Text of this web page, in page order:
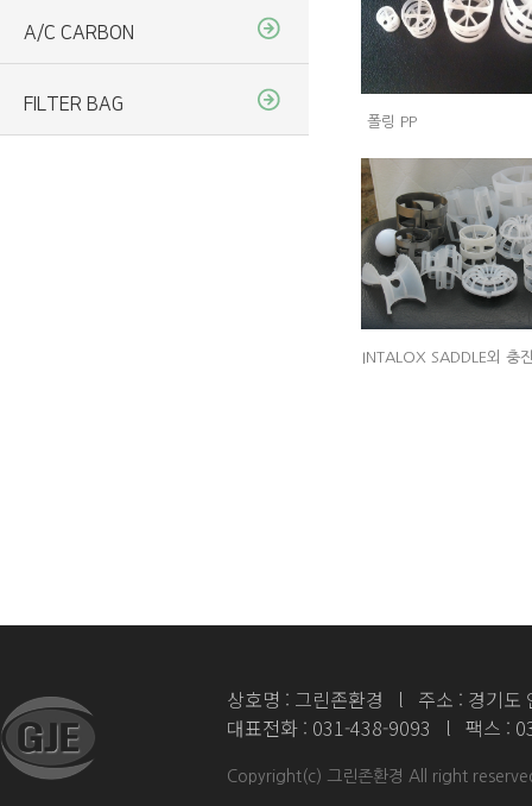
A/C CARBON
FILTER BAG
폴링 PP
INTALOX SADDLE외 충
상호명 : 그린존환경 l 주소 : 경기도
대표전화 : 031-438-9093 l 팩스
Copyright(c) 그린존환경 All right